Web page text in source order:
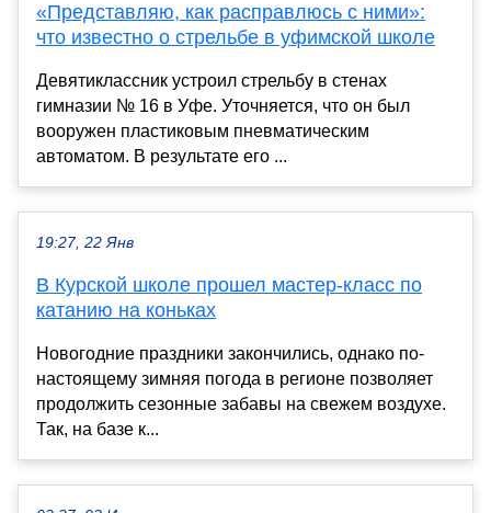
«Представляю, как расправлюсь с ними»:
что известно о стрельбе в уфимской школе
Девятиклассник устроил стрельбу в стенах
гимназии № 16 в Уфе. Уточняется, что он был
вооружен пластиковым пневматическим
автоматом. В результате его ...
19:27, 22 Янв
В Курской школе прошел мастер-класс по
катанию на коньках
Новогодние праздники закончились, однако по-
настоящему зимняя погода в регионе позволяет
продолжить сезонные забавы на свежем воздухе.
Так, на базе к...